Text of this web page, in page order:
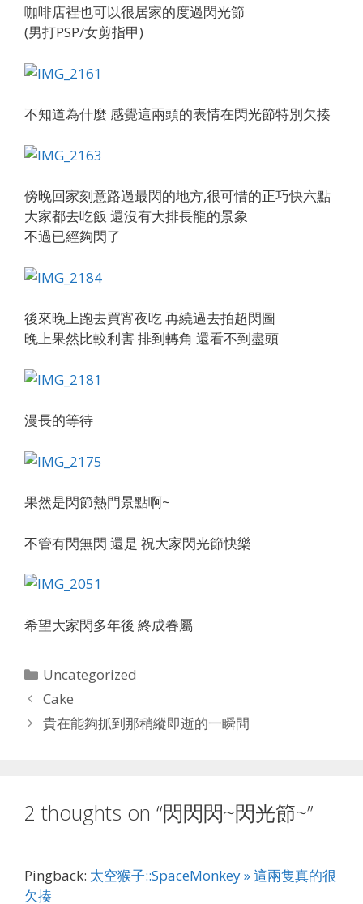
咖啡店裡也可以很居家的度過閃光節
(男打PSP/女剪指甲)
不知道為什麼 感覺這兩頭的表情在閃光節特別欠揍
傍晚回家刻意路過最閃的地方,很可惜的正巧快六點
大家都去吃飯 還沒有大排長龍的景象
不過已經夠閃了
後來晚上跑去買宵夜吃 再繞過去拍超閃圖
晚上果然比較利害 排到轉角 還看不到盡頭
漫長的等待
果然是閃節熱門景點啊~
不管有閃無閃 還是 祝大家閃光節快樂
希望大家閃多年後 終成眷屬
Categories
Uncategorized
Cake
貴在能夠抓到那稍縱即逝的一瞬間
2 thoughts on “閃閃閃~閃光節~”
Pingback: 太空猴子::SpaceMonkey » 這兩隻真的很
欠揍